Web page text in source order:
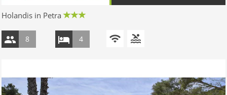
Holandis in Petra
8 4